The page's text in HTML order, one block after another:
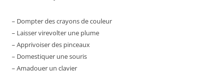
– Dompter des crayons de couleur
– Laisser virevolter une plume
– Apprivoiser des pinceaux
– Domestiquer une souris
– Amadouer un clavier